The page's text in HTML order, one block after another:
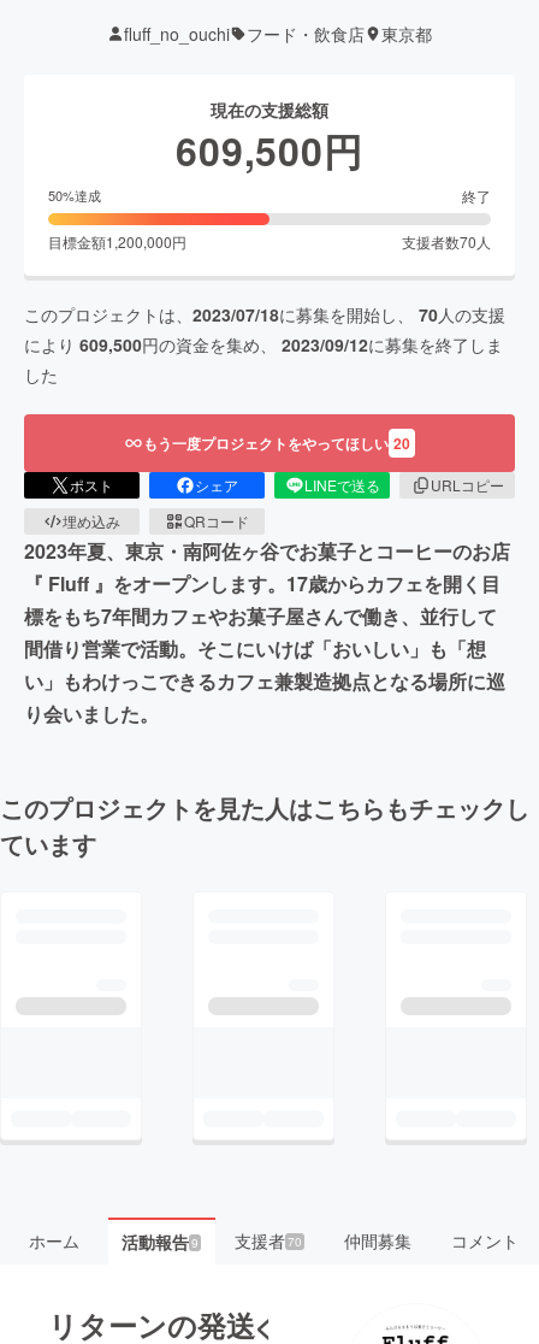
fluff_no_ouchi フード・飲食店 東京都
現在の支援総額
609,500円
50%達成 終了
目標金額1,200,000円 支援者数70 人
このプロジェクトは、 2023/07/18に募集を開始し、 70人の支援
により 609,500円の資金を集め、 2023/09/12に募集を終了しま
した
もう一度プロジェクトをやってほしい 20
ポスト シェア LINEで送る
URLコピー
埋め込み
QRコード
2023年夏、東京・南阿佐ヶ谷でお菓子とコーヒーのお店
『 Fluff 』をオープンします。17歳からカフェを開く目
標をもち7年間カフェやお菓子屋さんで働き、並行して
間借り営業で活動。そこにいけば「おいしい」も「想
い」もわけっこできるカフェ兼製造拠点となる場所に巡
り会いました。
このプロジェクトを見た人はこちらもチェックし
ています
ホーム 活動報告9 支援者70 仲間募集 コメント
リターンの発送<